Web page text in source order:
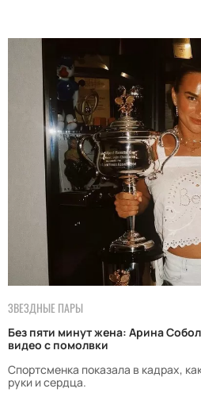
ЗВЕЗДНЫЕ ПАРЫ
Без пяти минут жена: Арина
видео с помолвки
Спортсменка показала в кадрах,
руки и сердца.